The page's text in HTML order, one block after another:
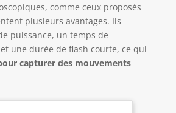
comme ceux proposés
plusieurs avantages. Ils
puissance, un temps de
une durée de flash courte, ce qui
capturer des mouvements